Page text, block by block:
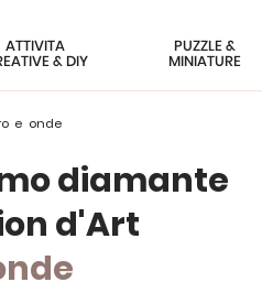
ATTIVITÀ
& DIY
PUZZLE &
MINIATURE
e onde
diamante
d'Art